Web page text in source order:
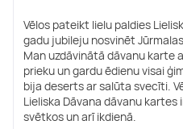
Vēlos pateikt lielu paldies
gadu jubileju nosvinēt
Man uzdāvinātā dāvanu karte
prieku un gardu ēdienu visai
bija deserts ar salūta svecīti.
Lieliska Dāvana dāvanu
svētkos un arī ikdienā.